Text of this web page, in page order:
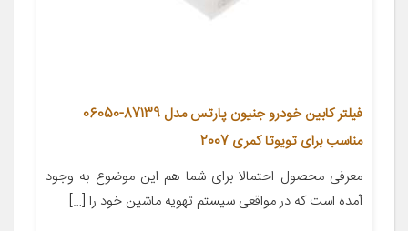
فیلتر کابین خودرو جنیون پارتس مدل 87139-06050
مناسب برای تویوتا کمری 2007
معرفی محصول احتمالا برای شما هم این موضوع به وجود
آمده است که در مواقعی سیستم تهویه ماشین خود را […]